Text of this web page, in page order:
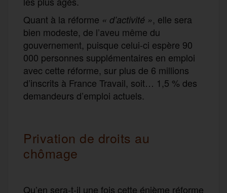
Quant à la réforme « d’activité », elle sera
bien modeste, de l’aveu même du
gouvernement, puisque celui-ci espère 90
000 personnes supplémentaires en emploi
avec cette réforme, sur plus de 6 millions
d’inscrits à France Travail, soit… 1,5 % des
demandeurs d’emploi actuels.
Privation de droits au
chômage
Qu’en sera-t-il une fois cette énième réforme